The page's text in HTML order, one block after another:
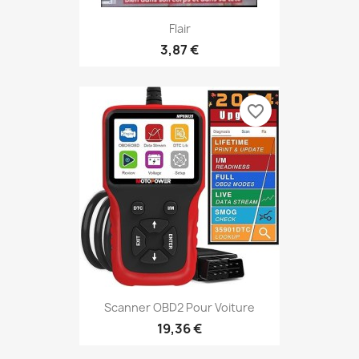
Flair
3,87 €
Scanner OBD2 Pour Voiture
19,36 €
favorite_border